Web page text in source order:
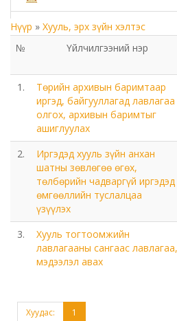
Төрийн аудитын газар
Орхон аймаг дахь Сум
анхан шатны шүүх
Орхон аймаг дахь Шүүхийн
БОЛОВСРОЛ, ШИНЖЛЭХ
ОРХОН АЙМАГ ДАХЬ ХӨДӨӨ АЖ
СУРГАЛТ ҮЙЛДВЭРЛЭЛИЙН ТӨВ
Мэргэжлийн сургалт,
Нүүр » Хууль, эрх зүйн хэлтэс
№
Үйлчилгээний нэр
1.
Төрийн архивын баримтаар
иргэд, байгууллагад лавлагаа
олгох, архивын баримтыг
ашиглуулах
2.
Иргэдэд хууль зүйн анхан
шатны зөвлөгөө өгөх,
төлбөрийн чадваргүй иргэдэд
өмгөөллийн туслалцаа
үзүүлэх
3.
Хууль тогтоомжийн
лавлагааны сангаас лавлагаа,
мэдээлэл авах
Хуудас: 1